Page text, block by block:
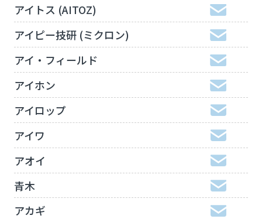
アイトス (AITOZ)
アイピー技研 (ミクロン)
アイ・フィールド
アイホン
アイロップ
アイワ
アオイ
青木
アカギ